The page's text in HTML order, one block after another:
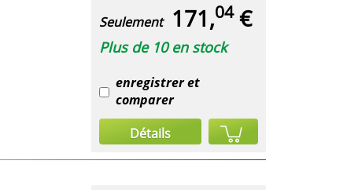
Seulement 171,04€
Plus de 10 en stock
enregistrer et
comparer
Détails